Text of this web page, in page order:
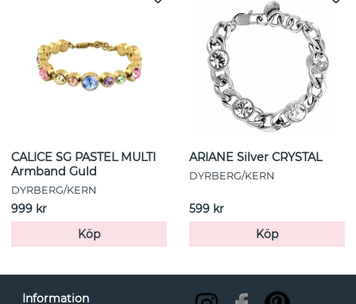
CALICE SG PASTEL MULTI
Armband Guld
DYRBERG/KERN
999 kr
Köp
ARIANE Silver CRYSTAL
DYRBERG/KERN
599 kr
Köp
Information